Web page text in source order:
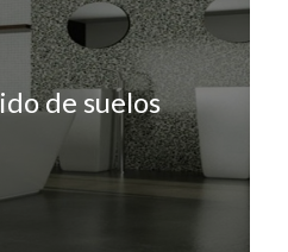
de suelos